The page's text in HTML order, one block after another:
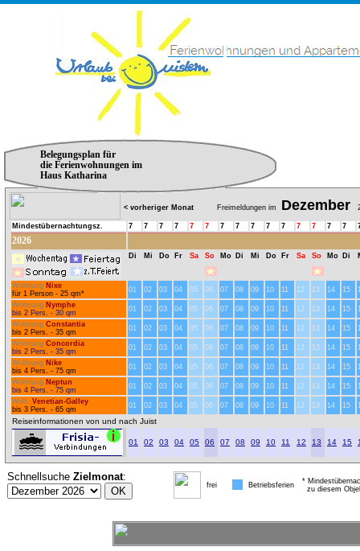
Belegungsplan für
die Ferienwohnungen im
Haus Katharina
< vorheriger Monat Freimeldungen im Dezember
Mindestübernachtungsz. 7 7 7 7 7 7 7 7 7 7 7 7 7 7 7
2026
Di Mi Do Fr Sa So Mo Di Mi Do Fr Sa So Mo Di
Wohnung Nixe
für 1 Person - 25 qm*
01 02 03 04 05 06 07 08 09 10 11 12 13 14 15
Wohnung Nymphe
bis 2 Pers. - 30 qm
01 02 03 04 05 06 07 08 09 10 11 12 13 14 15
Wohnung Constantia
bis 2 Pers. - 35 qm
01 02 03 04 05 06 07 08 09 10 11 12 13 14 15
Wohnung Concordia
bis 2 Pers. - 35 qm
01 02 03 04 05 06 07 08 09 10 11 12 13 14 15
Wohnung Nike
bis 4 Pers. - 75 qm
01 02 03 04 05 06 07 08 09 10 11 12 13 14 15
Wohnung Neptun
bis 4 Pers. - 75 qm
01 02 03 04 05 06 07 08 09 10 11 12 13 14 15
Woh. Venetian-Galley
bis 3 Pers. - 65 qm
01 02 03 04 05 06 07 08 09 10 11 12 13 14 15
Reiseinformationen von und nach Juist
01 02 03 04 05 06 07 08 09 10 11 12 13 14 15
Schnellsuche Zielmonat:
frei Betriebsferien
*
zu diesem